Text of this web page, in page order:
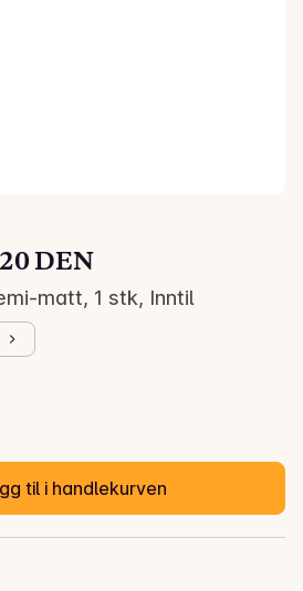
DEN
matt, 1 stk, Inntil
kr
til i handlekurven